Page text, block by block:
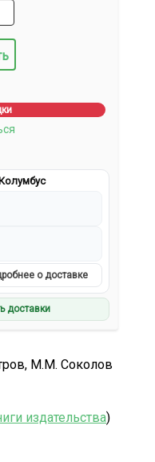
о доставке
доставки
М.М. Соколов
издательства)